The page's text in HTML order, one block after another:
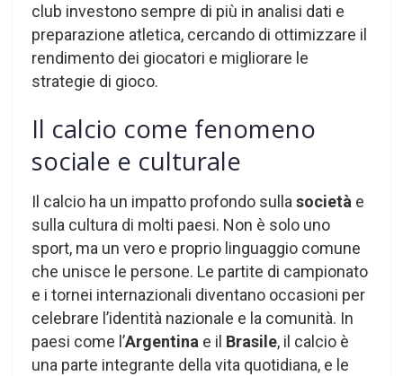
club investono sempre di più in analisi dati e
preparazione atletica, cercando di ottimizzare il
rendimento dei giocatori e migliorare le
strategie di gioco.
Il calcio come fenomeno
sociale e culturale
Il calcio ha un impatto profondo sulla società e
sulla cultura di molti paesi. Non è solo uno
sport, ma un vero e proprio linguaggio comune
che unisce le persone. Le partite di campionato
e i tornei internazionali diventano occasioni per
celebrare l’identità nazionale e la comunità. In
paesi come l’Argentina e il Brasile, il calcio è
una parte integrante della vita quotidiana, e le